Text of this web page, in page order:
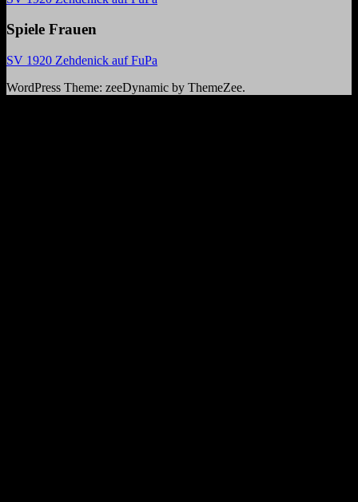
Spiele Frauen
SV 1920 Zehdenick auf FuPa
WordPress Theme: zeeDynamic by ThemeZee.